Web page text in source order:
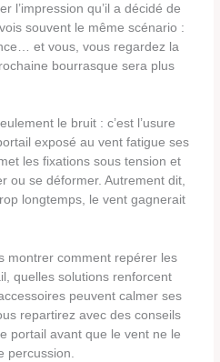
l’impression qu’il a décidé de
souvent le même scénario :
et vous, vous regardez la
bourrasque sera plus
le bruit : c’est l’usure
exposé au vent fatigue ses
les fixations sous tension et
ou se déformer. Autrement dit,
longtemps, le vent gagnerait
montrer comment repérer les
quelles solutions renforcent
peuvent calmer ses
repartirez avec des conseils
portail avant que le vent ne le
percussion.